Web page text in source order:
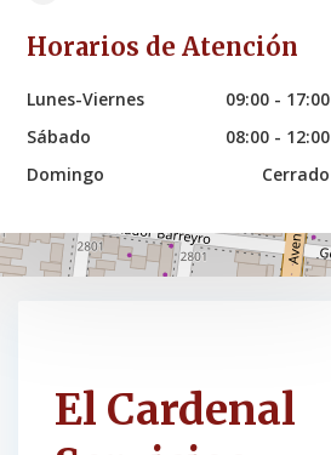
Horarios de Atención
Lunes-Viernes
09:00 - 17:00
Sábado
08:00 - 12:00
Domingo
Cerrado
El Cardenal